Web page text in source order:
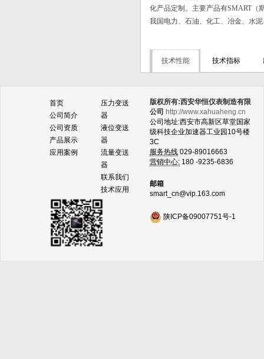
化产品定制。主要产品有SMART（
我国电力、石油、化工、冶金、水
技术性能 技术指标
首页
公司简介
公司资质
产品展示
应用案例
压力变送
器
液位变送
器
流量变送
器
联系我们
技术应用
版权所有:西安华恒仪表制造有限
公司 http://www.xahuaheng.cn
公司地址:西安市高新区草堂国家
级科技企业加速器工业园10号楼
3C
服务热线 029-89016663
营销中心: 180 -9235-6836
邮箱
smart_cn@vip.163.com
陕ICP备09007751号-1